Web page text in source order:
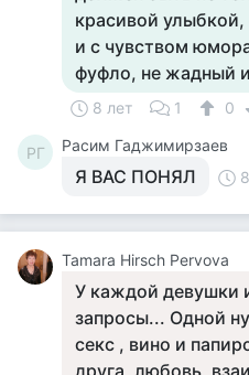
красивой
и с чувством
фуфло, не жадный
8 лет 1 0
РГ Расим Гаджимирзаев
Я ВАС ПОНЯЛ
Tamara Hirsch Pervova
У каждой девушки
запросы... Одной
секс , вино и
друга, любовь,